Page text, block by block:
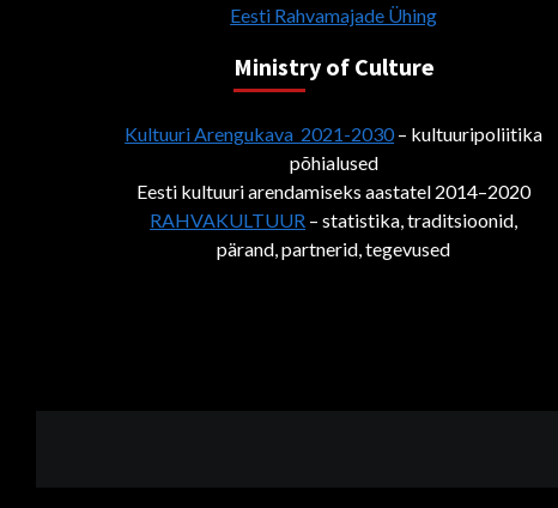
Eesti Rahvamajade Ühing
Ministry of Culture
Kultuuri Arengukava 2021-2030– kultuuripoliitika
põhialused
Eesti kultuuri arendamiseks aastatel 2014–2020
RAHVAKULTUUR – statistika, traditsioonid,
pärand, partnerid, tegevused